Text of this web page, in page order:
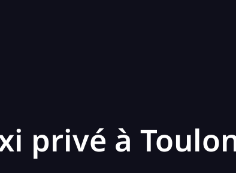
privé à